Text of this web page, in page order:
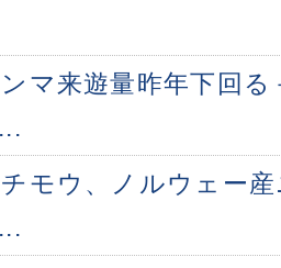
マ来遊量昨年下回
モウ、ノルウェー